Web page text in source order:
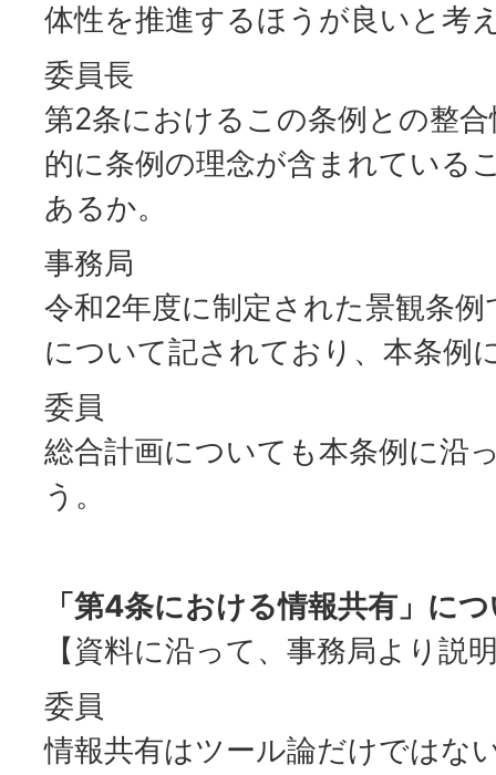
体性を推進するほうが良いと考
委員長
第2条におけるこの条例との整
的に条例の理念が含まれている
あるか。
事務局
令和2年度に制定された景観条
について記されており、本条例
委員
総合計画についても本条例に沿
う。
「第4条における情報共有」に
【資料に沿って、事務局より説
委員
情報共有はツール論だけではな